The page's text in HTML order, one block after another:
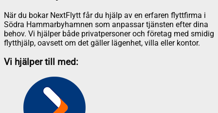
När du bokar NextFlytt får du hjälp av en erfaren flyttfirma i
Södra Hammarbyhamnen som anpassar tjänsten efter dina
behov. Vi hjälper både privatpersoner och företag med smidig
flytthjälp, oavsett om det gäller lägenhet, villa eller kontor.
Vi hjälper till med: